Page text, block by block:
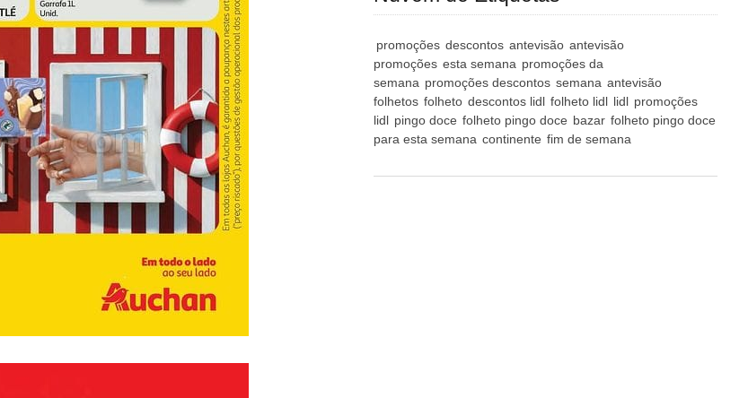
promoções descontos antevisão antevisão
promoções esta semana promoções da
semana promoções descontos semana antevisão
folhetos folheto descontos lidl folheto lidl lidl promoções
lidl pingo doce folheto pingo doce bazar folheto pingo doce
para esta semana continente fim de semana